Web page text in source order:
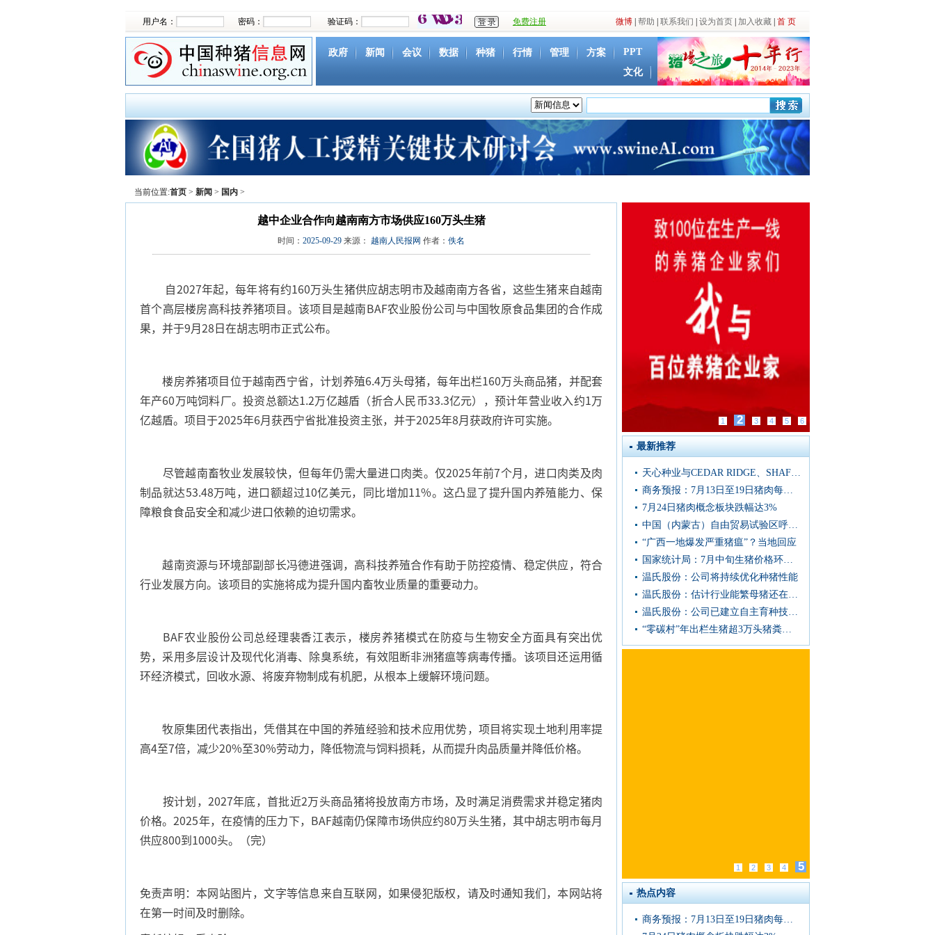
用户名： 密码： 验证码： 免费注册 微博 帮助 联系我们 设为首页 加入收藏 首 页
政府 新闻 会议 数据 种猪 行情 管理 方案
PPT
文化
资源
社团 下载 育种 营养 环境 猪病 视频
当前位置:首页 > 新闻 > 国内 >
越中企业合作向越南南方市场供应160万头生猪
时间： 2025-09-29 来源： 越南人民报网 作者： 佚名
自2027年起，每年将有约160万头生猪供应胡志明市及越南南方各省，这些生猪来自越南
首个高层楼房高科技养猪项目。该项目是越南BAF农业股份公司与中国牧原食品集团的合作成
果，并于9月28日在胡志明市正式公布。
楼房养猪项目位于越南西宁省，计划养殖6.4万头母猪，每年出栏160万头商品猪，并配套
年产60万吨饲料厂。投资总额达1.2万亿越盾（折合人民币33.3亿元），预计年营业收入约1万
亿越盾。项目于2025年6月获西宁省批准投资主张，并于2025年8月获政府许可实施。
尽管越南畜牧业发展较快，但每年仍需大量进口肉类。仅2025年前7个月，进口肉类及肉
制品就达53.48万吨，进口额超过10亿美元，同比增加11%。这凸显了提升国内养殖能力、保
障粮食食品安全和减少进口依赖的迫切需求。
越南资源与环境部副部长冯德进强调，高科技养殖合作有助于防控疫情、稳定供应，符合
行业发展方向。该项目的实施将成为提升国内畜牧业质量的重要动力。
BAF农业股份公司总经理裴香江表示，楼房养猪模式在防疫与生物安全方面具有突出优
势，采用多层设计及现代化消毒、除臭系统，有效阻断非洲猪瘟等病毒传播。该项目还运用循
环经济模式，回收水源、将废弃物制成有机肥，从根本上缓解环境问题。
牧原集团代表指出，凭借其在中国的养殖经验和技术应用优势，项目将实现土地利用率提
高4至7倍，减少20%至30%劳动力，降低物流与饲料损耗，从而提升肉品质量并降低价格。
按计划，2027年底，首批近2万头商品猪将投放南方市场，及时满足消费需求并稳定猪肉
价格。2025年，在疫情的压力下，BAF越南仍保障市场供应约80万头生猪，其中胡志明市每月
供应800到1000头。（完）
免责声明：本网站图片，文字等信息来自互联网，如果侵犯版权，请及时通知我们，本网站将
在第一时间及时删除。
1 2 3 4 5 6
最新推荐
天心种业与CEDAR RIDGE、SHAFFER GENETICS合作基因育种项目新闻发布会于武汉召开
商务预报：7月13日至19日猪肉每公斤16.88元，上涨1.6%
7月24日猪肉概念板块跌幅达3%
中国（内蒙古）自由贸易试验区呼和浩特片区第二单冷冻猪肉发往蒙古国
“广西一地爆发严重猪瘟”？当地回应
国家统计局：7月中旬生猪价格环比上涨0.9%
温氏股份：公司将持续优化种猪性能
温氏股份：估计行业能繁母猪还在持续去化
温氏股份：公司已建立自主育种技术体系和核心种群体系
“零碳村”年出栏生猪超3万头猪粪去哪儿了
1 2 3 4 5
热点内容
商务预报：7月13日至19日猪肉每公斤16.88元，上涨1.6%